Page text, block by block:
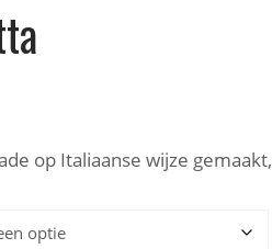
op Italiaanse wijze gemaakt,